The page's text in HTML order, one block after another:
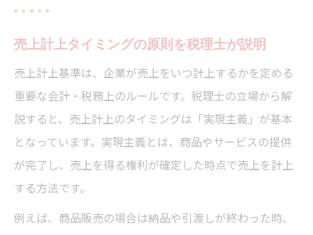
売上計上タイミングの原則を税理士が説明
売上計上基準は、企業が売上をいつ計上するかを定める
重要な会計・税務上のルールです。税理士の立場から解
説すると、売上計上のタイミングは「実現主義」が基本
となっています。実現主義とは、商品やサービスの提供
が完了し、売上を得る権利が確定した時点で売上を計上
する方法です。
例えば、商品販売の場合は納品や引渡しが終わった時、